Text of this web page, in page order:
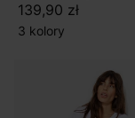
139,90 zł
3 kolory